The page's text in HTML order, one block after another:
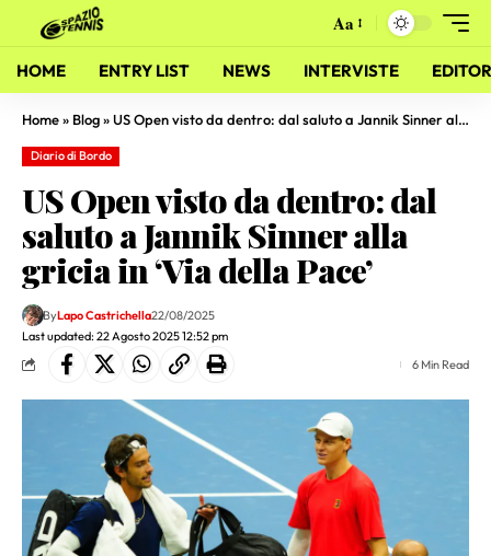
Aa
HOME ENTRY LIST NEWS INTERVISTE
Home» Blog»US Open visto da dentro: dal saluto a Jannik Sinner alla gricia in ‘Via della Pace’
Diario di Bordo
US Open visto da dentro: dal
saluto a Jannik Sinner alla
gricia in ‘Via della Pace’
Last updated: 22 Agosto 2025 12:52 pm
ByLapo Castrichella22/08/2025
6 Min Read